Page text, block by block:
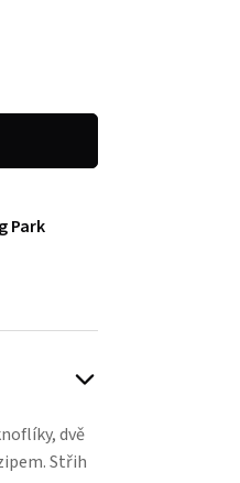
Park
dvě
Střih